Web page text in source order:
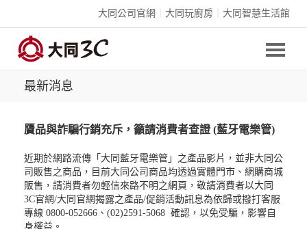
大同公司官網 大同玩廚房 大同智慧生活館
最新消息
贗品與詐騙行銷充斥，籲請消費者查證 (藍牙電樂管)
近期於網路流傳「 大同藍牙電樂管 」之產品影片，並非大同公
司販售之商品，目前大同公司商品均透過實體門市、網購商城
販售，請消費者勿輕信來路不明之網頁，敬請消費者以大同
3C官網/大同官網揭露之產品/促銷活動訊息為依歸或撥打客服
專線 0800-052666、(02)2591-5068 確認，以免受騙，影響自
身權益。